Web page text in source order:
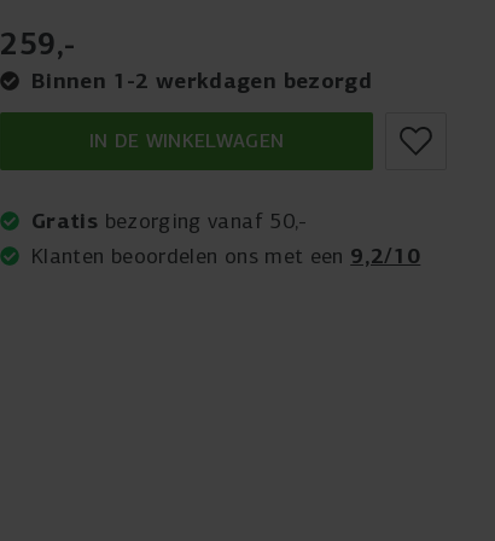
259,-
Binnen 1-2 werkdagen bezorgd
IN DE WINKELWAGEN
Gratis bezorging vanaf 50,-
Klanten beoordelen ons met een 9,2/10